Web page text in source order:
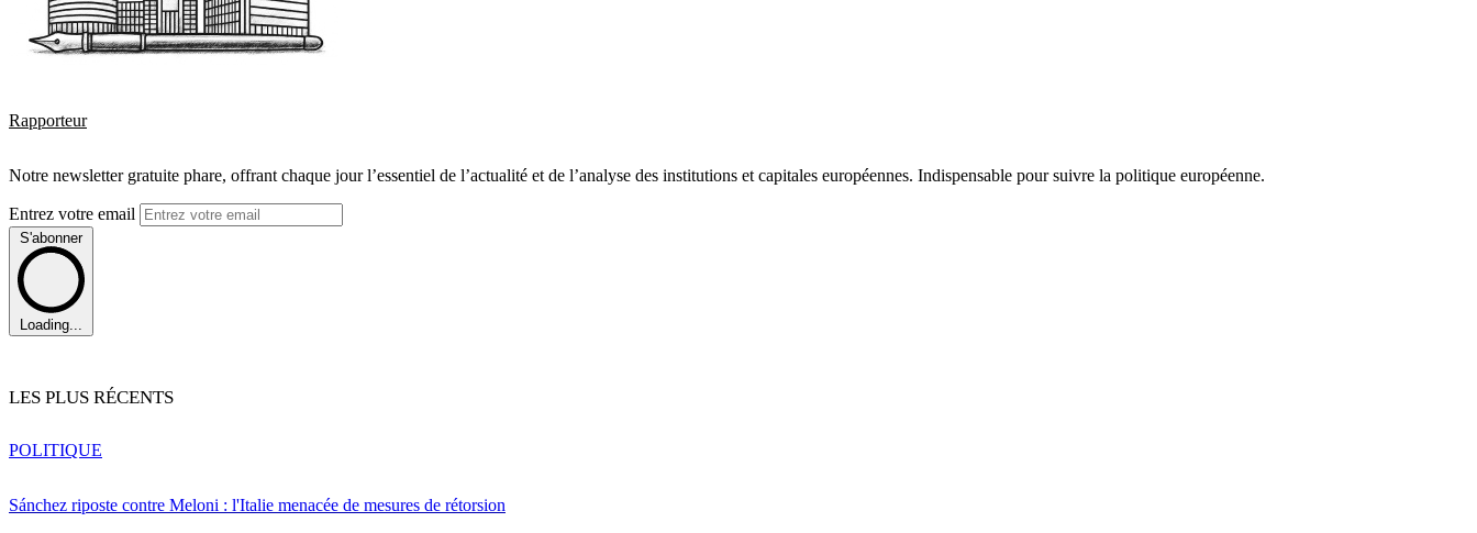
Rapporteur
Notre newsletter gratuite phare, offrant chaque jour l’essentiel de l’actualité et de l’analyse des institutions et capitales européennes. Indispensable pour suivre la politique européenne.
Entrez votre email
S'abonner
Loading...
LES PLUS RÉCENTS
Sánchez riposte contre Meloni : l'Italie menacée de mesures de rétorsion
POLITIQUE